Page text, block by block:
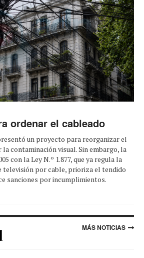
ordenar el cableado
un proyecto para reorganizar el
contaminación visual. Sin embargo, la
con la Ley N.º 1.877, que ya regula la
televisión por cable, prioriza el tendido
sanciones por incumplimientos.
MÁS NOTICIAS